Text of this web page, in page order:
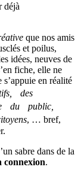
déjà
que nos amis
et poilus,
idées, neuves de
fiche, elle ne
en réalité
des
du public,
, … bref,
sabre dans de la
connexion.